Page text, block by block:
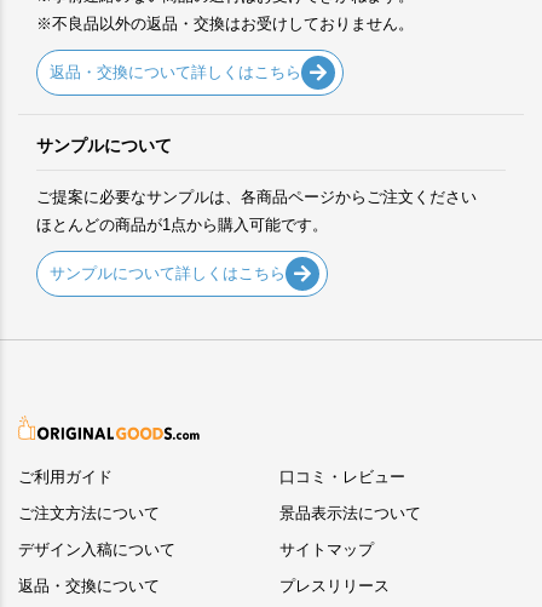
※不良品以外の返品・交換はお受けしておりません。
返品・交換について詳しくはこちら
サンプルについて
ご提案に必要なサンプルは、各商品ページからご注文ください
ほとんどの商品が1点から購入可能です。
サンプルについて詳しくはこちら
ご利用ガイド
ご注文方法について
デザイン入稿について
返品・交換について
口コミ・レビュー
景品表示法について
サイトマップ
プレスリリース